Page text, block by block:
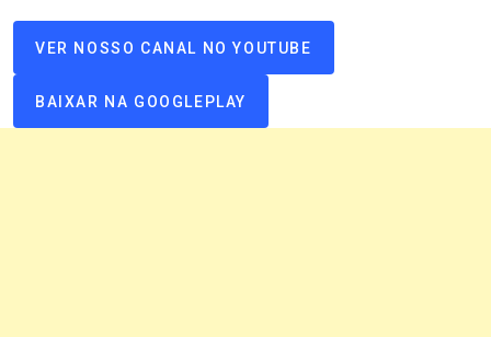
VER NOSSO CANAL NO YOUTUBE
BAIXAR NA GOOGLEPLAY